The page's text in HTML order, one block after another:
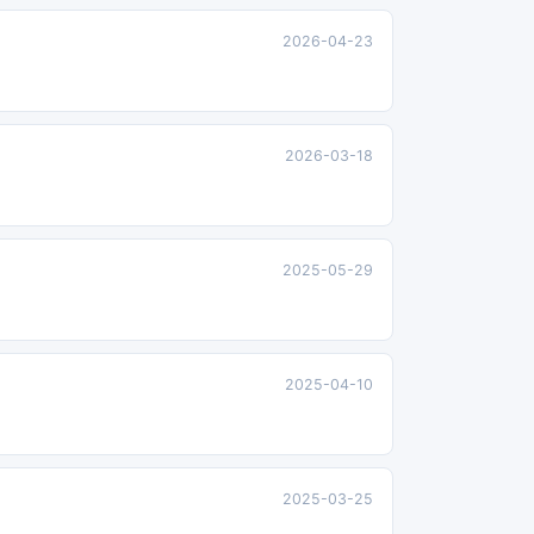
2026-04-23
2026-03-18
2025-05-29
2025-04-10
2025-03-25